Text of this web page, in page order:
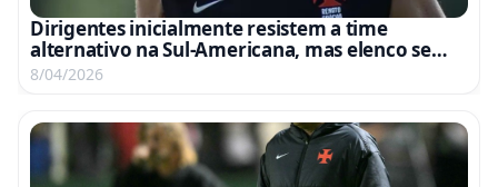
Dirigentes inicialmente resistem a time
alternativo na Sul-Americana, mas elenco se
anima com oportunidade
8/04/2026